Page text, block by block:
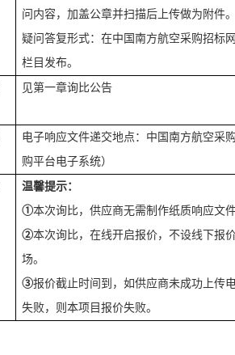
问内容，加盖公章并扫描后上传做为附件。
疑问答复形式：在中国南方航空采购招标
栏目发布。
见第一章询比公告
电子响应文件递交地点： 中国南方航空采
购平台电子系统）
温馨提示：
①本次询比，供应商无需制作纸质响应文件
②本次询比，在线开启报价，不设线下报
场。
③报价截止时间到，如供应商未成功上传
失败，则本项目报价失败。